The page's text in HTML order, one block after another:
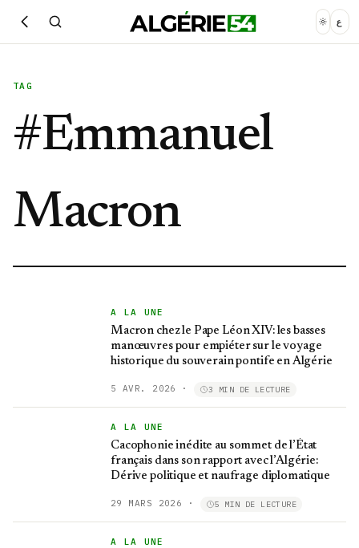
ع
TAG
#Emmanuel
Macron
A LA UNE
Macron chez le Pape Léon XIV: les basses
manœuvres pour empiéter sur le voyage
historique du souverain pontife en Algérie
5 AVR. 2026 · 3 MIN DE LECTURE
A LA UNE
Cacophonie inédite au sommet de l’État
français dans son rapport avec l’Algérie:
Dérive politique et naufrage diplomatique
29 MARS 2026 · 5 MIN DE LECTURE
A LA UNE